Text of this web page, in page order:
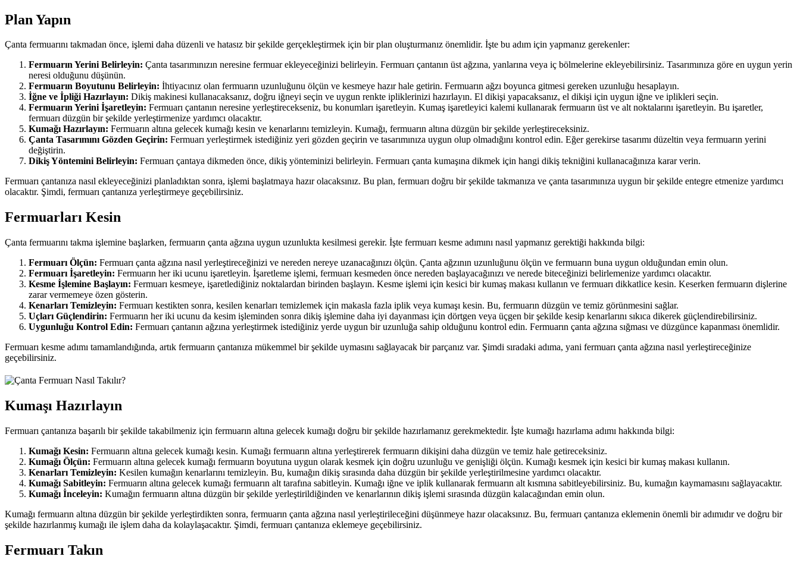
Plan Yapın
Çanta fermuarını takmadan önce, işlemi daha düzenli ve hatasız bir şekilde gerçekleştirmek için bir plan oluşturmanız önemlidir. İşte bu adım için yapmanız gerekenler:
Fermuarın Yerini Belirleyin: Çanta tasarımınızın neresine fermuar ekleyeceğinizi belirleyin. Fermuarı çantanın üst ağzına, yanlarına veya iç bölmelerine ekleyebilirsiniz. Tasarımınıza göre en uygun yerin
neresi olduğunu düşünün.
Fermuarın Boyutunu Belirleyin: İhtiyacınız olan fermuarın uzunluğunu ölçün ve kesmeye hazır hale getirin. Fermuarın ağzı boyunca gitmesi gereken uzunluğu hesaplayın.
İğne ve İpliği Hazırlayın: Dikiş makinesi kullanacaksanız, doğru iğneyi seçin ve uygun renkte ipliklerinizi hazırlayın. El dikişi yapacaksanız, el dikişi için uygun iğne ve iplikleri seçin.
Fermuarın Yerini İşaretleyin: Fermuarı çantanın neresine yerleştirecekseniz, bu konumları işaretleyin. Kumaş işaretleyici kalemi kullanarak fermuarın üst ve alt noktalarını işaretleyin. Bu işaretler,
fermuarı düzgün bir şekilde yerleştirmenize yardımcı olacaktır.
Kumağı Hazırlayın: Fermuarın altına gelecek kumağı kesin ve kenarlarını temizleyin. Kumağı, fermuarın altına düzgün bir şekilde yerleştireceksiniz.
Çanta Tasarımını Gözden Geçirin: Fermuarı yerleştirmek istediğiniz yeri gözden geçirin ve tasarımınıza uygun olup olmadığını kontrol edin. Eğer gerekirse tasarımı düzeltin veya fermuarın yerini
değiştirin.
Dikiş Yöntemini Belirleyin: Fermuarı çantaya dikmeden önce, dikiş yönteminizi belirleyin. Fermuarı çanta kumaşına dikmek için hangi dikiş tekniğini kullanacağınıza karar verin.
Fermuarı çantanıza nasıl ekleyeceğinizi planladıktan sonra, işlemi başlatmaya hazır olacaksınız. Bu plan, fermuarı doğru bir şekilde takmanıza ve çanta tasarımınıza uygun bir şekilde entegre etmenize yardımcı
olacaktır. Şimdi, fermuarı çantanıza yerleştirmeye geçebilirsiniz.
Fermuarları Kesin
Çanta fermuarını takma işlemine başlarken, fermuarın çanta ağzına uygun uzunlukta kesilmesi gerekir. İşte fermuarı kesme adımını nasıl yapmanız gerektiği hakkında bilgi:
Fermuarı Ölçün: Fermuarı çanta ağzına nasıl yerleştireceğinizi ve nereden nereye uzanacağınızı ölçün. Çanta ağzının uzunluğunu ölçün ve fermuarın buna uygun olduğundan emin olun.
Fermuarı İşaretleyin: Fermuarın her iki ucunu işaretleyin. İşaretleme işlemi, fermuarı kesmeden önce nereden başlayacağınızı ve nerede biteceğinizi belirlemenize yardımcı olacaktır.
Kesme İşlemine Başlayın: Fermuarı kesmeye, işaretlediğiniz noktalardan birinden başlayın. Kesme işlemi için kesici bir kumaş makası kullanın ve fermuarı dikkatlice kesin. Keserken fermuarın dişlerine
zarar vermemeye özen gösterin.
Kenarları Temizleyin: Fermuarı kestikten sonra, kesilen kenarları temizlemek için makasla fazla iplik veya kumaşı kesin. Bu, fermuarın düzgün ve temiz görünmesini sağlar.
Uçları Güçlendirin: Fermuarın her iki ucunu da kesim işleminden sonra dikiş işlemine daha iyi dayanması için dörtgen veya üçgen bir şekilde kesip kenarlarını sıkıca dikerek güçlendirebilirsiniz.
Uygunluğu Kontrol Edin: Fermuarı çantanın ağzına yerleştirmek istediğiniz yerde uygun bir uzunluğa sahip olduğunu kontrol edin. Fermuarın çanta ağzına sığması ve düzgünce kapanması önemlidir.
Fermuarı kesme adımı tamamlandığında, artık fermuarın çantanıza mükemmel bir şekilde uymasını sağlayacak bir parçanız var. Şimdi sıradaki adıma, yani fermuarı çanta ağzına nasıl yerleştireceğinize
geçebilirsiniz.
Kumaşı Hazırlayın
Fermuarı çantanıza başarılı bir şekilde takabilmeniz için fermuarın altına gelecek kumağı doğru bir şekilde hazırlamanız gerekmektedir. İşte kumağı hazırlama adımı hakkında bilgi:
Kumağı Kesin: Fermuarın altına gelecek kumağı kesin. Kumağı fermuarın altına yerleştirerek fermuarın dikişini daha düzgün ve temiz hale getireceksiniz.
Kumağı Ölçün: Fermuarın altına gelecek kumağı fermuarın boyutuna uygun olarak kesmek için doğru uzunluğu ve genişliği ölçün. Kumağı kesmek için kesici bir kumaş makası kullanın.
Kenarları Temizleyin: Kesilen kumağın kenarlarını temizleyin. Bu, kumağın dikiş sırasında daha düzgün bir şekilde yerleştirilmesine yardımcı olacaktır.
Kumağı Sabitleyin: Fermuarın altına gelecek kumağı fermuarın alt tarafına sabitleyin. Kumağı iğne ve iplik kullanarak fermuarın alt kısmına sabitleyebilirsiniz. Bu, kumağın kaymamasını sağlayacaktır.
Kumağı İnceleyin: Kumağın fermuarın altına düzgün bir şekilde yerleştirildiğinden ve kenarlarının dikiş işlemi sırasında düzgün kalacağından emin olun.
Kumağı fermuarın altına düzgün bir şekilde yerleştirdikten sonra, fermuarın çanta ağzına nasıl yerleştirileceğini düşünmeye hazır olacaksınız. Bu, fermuarı çantanıza eklemenin önemli bir adımıdır ve doğru bir
şekilde hazırlanmış kumağı ile işlem daha da kolaylaşacaktır. Şimdi, fermuarı çantanıza eklemeye geçebilirsiniz.
Fermuarı Takın